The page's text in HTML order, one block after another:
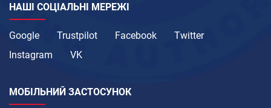
НАШІ СОЦІАЛЬНІ МЕРЕЖІ
Google Trustpilot Facebook
Twitter
Instagram
VK
МОБІЛЬНИЙ ЗАСТОСУНОК